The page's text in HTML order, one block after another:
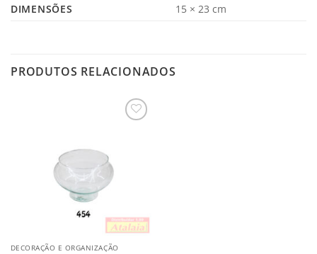
DIMENSÕES
15 × 23 cm
PRODUTOS RELACIONADOS
DECORAÇÃO E ORGANIZAÇÃO